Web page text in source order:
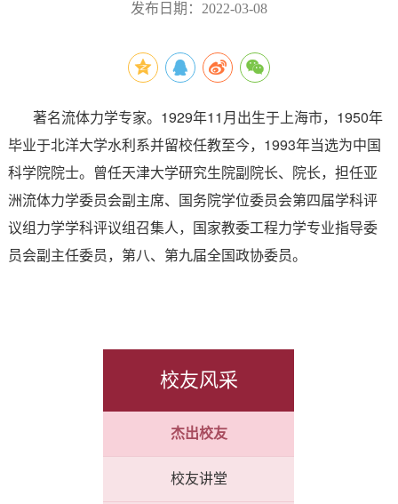
发布日期：2022-03-08
著名流体力学专家。1929年11月出生于上海市，1950年
毕业于北洋大学水利系并留校任教至今，1993年当选为中国
科学院院士。曾任天津大学研究生院副院长、院长，担任亚
洲流体力学委员会副主席、国务院学位委员会第四届学科评
议组力学学科评议组召集人，国家教委工程力学专业指导委
员会副主任委员，第八、第九届全国政协委员。
校友风采
杰出校友
校友讲堂